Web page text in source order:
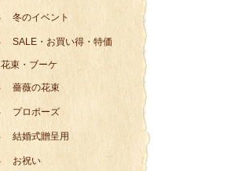
冬のイベント
SALE・お買い得・特価
花束・ブーケ
薔薇の花束
プロポーズ
結婚式贈呈用
お祝い